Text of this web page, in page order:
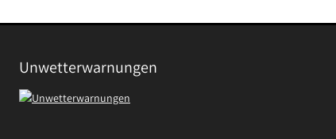
Unwetterwarnungen